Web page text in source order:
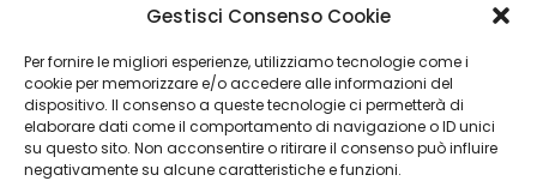
Gestisci Consenso Cookie
Per fornire le migliori esperienze, utilizziamo tecnologie come i
cookie per memorizzare e/o accedere alle informazioni del
dispositivo. Il consenso a queste tecnologie ci permetterà di
elaborare dati come il comportamento di navigazione o ID unici
su questo sito. Non acconsentire o ritirare il consenso può influire
negativamente su alcune caratteristiche e funzioni.
info@culturagroalimentare.com
Note legali
Privacy Policy